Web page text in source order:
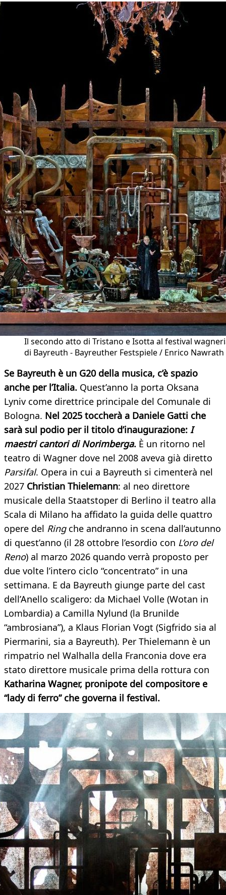
Il secondo atto di Tristano e Isotta al festival
di Bayreuth - Bayreuther Festspiele / Enrico Nawrath
Se Bayreuth è un G20 della musica, c’è spazio
anche per l’Italia. Quest’anno la porta Oksana
Lyniv come direttrice principale del Comunale di
Bologna. Nel 2025 toccherà a Daniele Gatti che
sarà sul podio per il titolo d’inaugurazione: I
maestri cantori di Norimberga. È un ritorno nel
teatro di Wagner dove nel 2008 aveva già diretto
Parsifal. Opera in cui a Bayreuth si cimenterà nel
2027 Christian Thielemann: al neo direttore
musicale della Staatstoper di Berlino il teatro alla
Scala di Milano ha affidato la guida delle quattro
opere del Ring che andranno in scena dall’autunno
di quest’anno (il 28 ottobre l’esordio con L’oro del
Reno) al marzo 2026 quando verrà proposto per
due volte l’intero ciclo “concentrato” in una
settimana. E da Bayreuth giunge parte del cast
dell’Anello scaligero: da Michael Volle (Wotan in
Lombardia) a Camilla Nylund (la Brunilde
“ambrosiana”), a Klaus Florian Vogt (Sigfrido sia al
Piermarini, sia a Bayreuth). Per Thielemann è un
rimpatrio nel Walhalla della Franconia dove era
stato direttore musicale prima della rottura con
Katharina Wagner, pronipote del compositore e
“lady di ferro” che governa il festival.